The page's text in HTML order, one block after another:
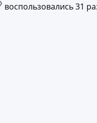
воспользовались 31